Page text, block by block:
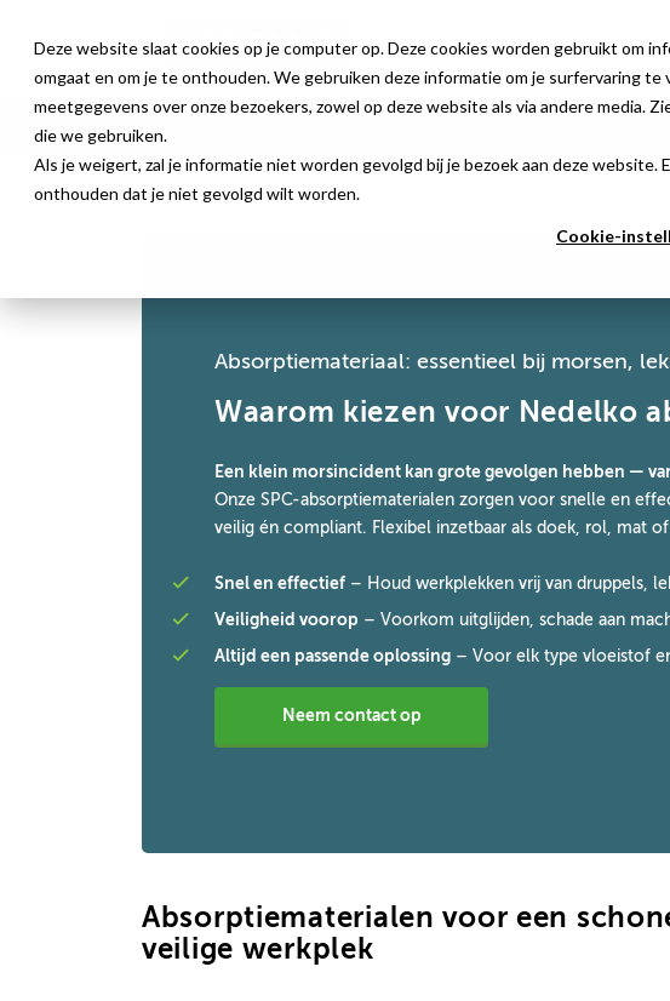
Deze website slaat cookies op je computer op. Deze cookies worden gebruikt om
omgaat en om je te onthouden. We gebruiken deze informatie om je surfervaring
meetgegevens over onze bezoekers, zowel op deze website als via andere media.
die we gebruiken.
Als je weigert, zal je informatie niet worden gevolgd bij je bezoek aan deze
onthouden dat je niet gevolgd wilt worden.
Cookie-
Veiligheid
Absorptiemateriaal: essentieel bij morsen,
Waarom kiezen voor Nedelko
Een klein morsincident kan grote gevolgen hebben —
Onze SPC-absorptiematerialen zorgen voor snelle en
veilig én compliant. Flexibel inzetbaar als doek, rol, mat
Snel en effectief – Houd werkplekken vrij van druppels,
Veiligheid voorop – Voorkom uitglijden, schade aan
Altijd een passende oplossing – Voor elk type vloeistof
Neem contact op
Absorptiematerialen voor een
veilige werkplek